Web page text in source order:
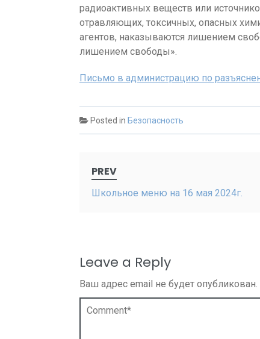
радиоактивных веществ или
отравляющих, токсичных, опасных
агентов, наказываются лишением
лишением свободы».
Письмо в администрацию по
Posted in Безопасность
navigation
PREV
Школьное меню на 16 мая 2024г.
Leave a Reply
Ваш адрес email не будет опубликован.